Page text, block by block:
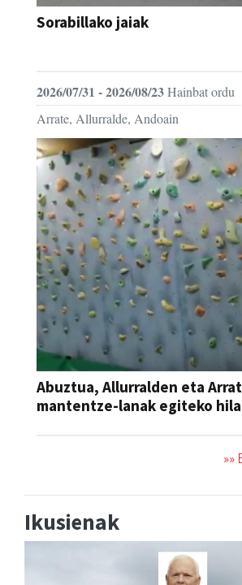
Sorabillako jaiak
2026/07/31 - 2026/08/23Hainbat ordu
Arrate, Allurralde, Andoain
Abuztua, Allurralden eta
mantentze-lanak egiteko
»»
Ikusienak